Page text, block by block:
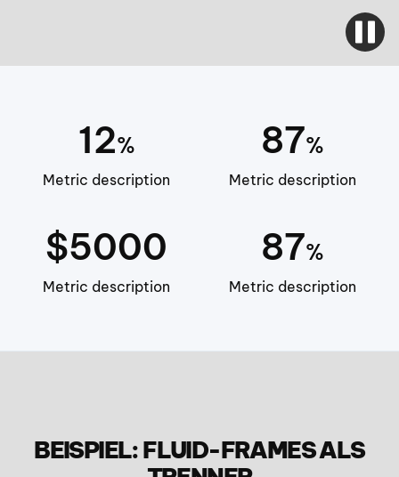
12%
Metric description
87%
Metric description
$5000
Metric description
87%
Metric description
BEISPIEL: FLUID-FRAMES ALS